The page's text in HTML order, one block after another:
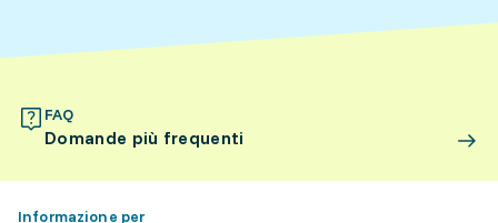
FAQ
Domande più frequenti
Informazione per